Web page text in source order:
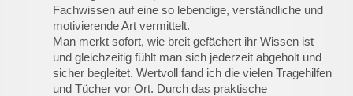
Fachwissen auf eine so lebendige, verständliche und
motivierende Art vermittelt.
Man merkt sofort, wie breit gefächert ihr Wissen ist –
und gleichzeitig fühlt man sich jederzeit abgeholt und
sicher begleitet. Wertvoll fand ich die vielen Tragehilfen
und Tücher vor Ort. Durch das praktische